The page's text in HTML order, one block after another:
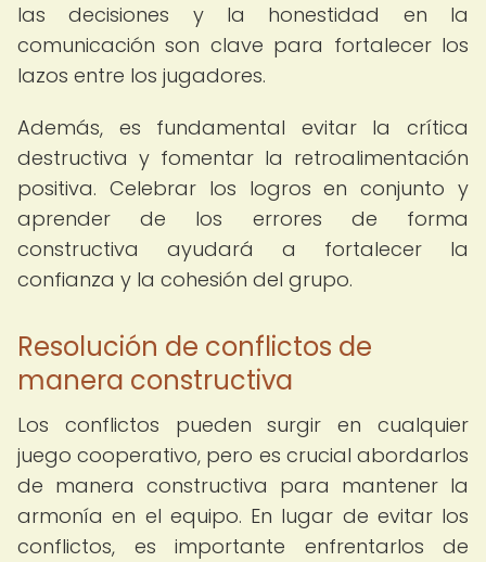
las decisiones y la honestidad en la
comunicación son clave para fortalecer los
lazos entre los jugadores.
Además, es fundamental evitar la crítica
destructiva y fomentar la retroalimentación
positiva. Celebrar los logros en conjunto y
aprender de los errores de forma
constructiva ayudará a fortalecer la
confianza y la cohesión del grupo.
Resolución de conflictos de
manera constructiva
Los conflictos pueden surgir en cualquier
juego cooperativo, pero es crucial abordarlos
de manera constructiva para mantener la
armonía en el equipo. En lugar de evitar los
conflictos, es importante enfrentarlos de